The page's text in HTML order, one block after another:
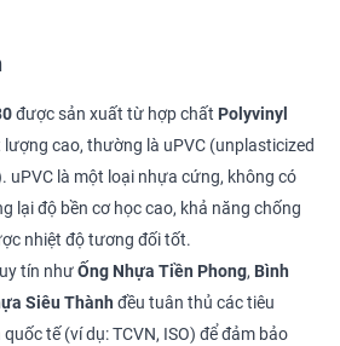
được sản xuất từ hợp chất Polyvinyl
lượng cao, thường là uPVC (unplasticized
uPVC là một loại nhựa cứng, không có
lại độ bền cơ học cao, khả năng chống
nhiệt độ tương đối tốt.
tín nhưỐng Nhựa Tiền Phong, Bình
Siêu Thành đều tuân thủ các tiêu
tế (ví dụ: TCVN, ISO) để đảm bảo